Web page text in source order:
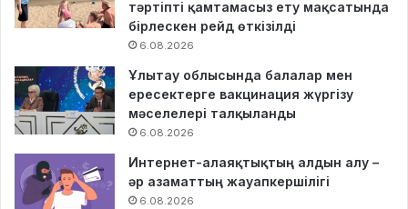
тәртіпті қамтамасыз ету мақсатында
бірлескен рейд өткізілді
6.08.2026
Ұлытау облысында балалар мен
ересектерге вакцинация жүргізу
мәселелері талқыланды
6.08.2026
Интернет-алаяқтықтың алдын алу –
әр азаматтың жауапкершілігі
6.08.2026